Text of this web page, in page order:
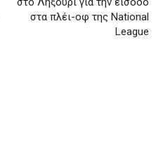
στα πλέι-οφ της National
League